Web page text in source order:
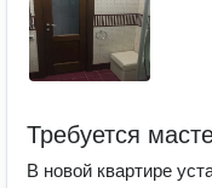
Требуется
В новой квартире